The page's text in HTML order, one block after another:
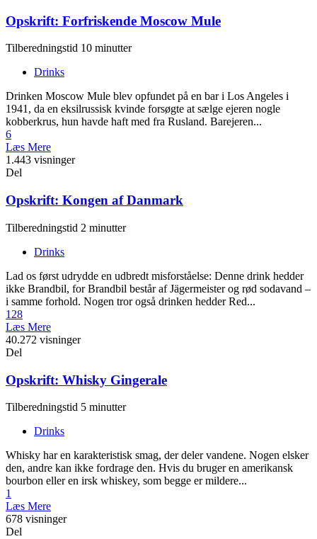
Opskrift: Forfriskende Moscow Mule
Tilberedningstid 10 minutter
Drinks
Drinken Moscow Mule blev opfundet på en bar i Los Angeles i
1941, da en eksilrussisk kvinde forsøgte at sælge ejeren nogle
kobberkrus, hun havde haft med fra Rusland. Barejeren...
6
Læs Mere
1.443 visninger
Del
Opskrift: Kongen af Danmark
Tilberedningstid 2 minutter
Drinks
Lad os først udrydde en udbredt misforståelse: Denne drink hedder
ikke Brandbil, for Brandbil består af Jägermeister og rød sodavand –
i samme forhold. Nogen tror også drinken hedder Red...
128
Læs Mere
40.272 visninger
Del
Opskrift: Whisky Gingerale
Tilberedningstid 5 minutter
Drinks
Whisky har en karakteristisk smag, der deler vandene. Nogen elsker
den, andre kan ikke fordrage den. Hvis du bruger en amerikansk
bourbon eller en irsk whiskey, som begge er mildere...
1
Læs Mere
678 visninger
Del